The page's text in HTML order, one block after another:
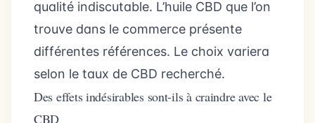
qualité indiscutable. L’huile CBD que l’on
trouve dans le commerce présente
différentes références. Le choix variera
selon le taux de CBD recherché.
Des effets indésirables sont-ils à craindre avec le
CBD